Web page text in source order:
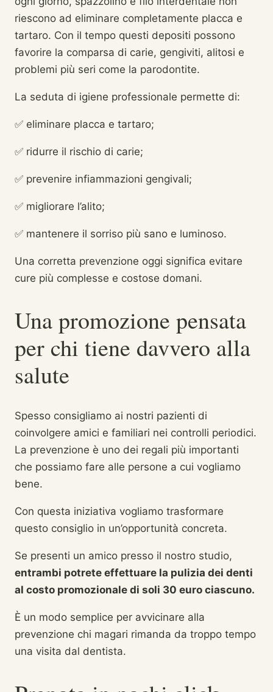
riescono ad eliminare completamente placca e
tartaro. Con il tempo questi depositi possono
favorire la comparsa di carie, gengiviti, alitosi e
problemi più seri come la parodontite.
La seduta di igiene professionale permette di:
✅ eliminare placca e tartaro;
✅ ridurre il rischio di carie;
✅ prevenire infiammazioni gengivali;
✅ migliorare l’alito;
✅ mantenere il sorriso più sano e luminoso.
Una corretta prevenzione oggi significa evitare
cure più complesse e costose domani.
Una promozione pensata
per chi tiene davvero alla
salute
Spesso consigliamo ai nostri pazienti di
coinvolgere amici e familiari nei controlli periodici.
La prevenzione è uno dei regali più importanti
che possiamo fare alle persone a cui vogliamo
bene.
Con questa iniziativa vogliamo trasformare
questo consiglio in un’opportunità concreta.
Se presenti un amico presso il nostro studio,
entrambi potrete effettuare la pulizia dei denti
al costo promozionale di soli 30 euro ciascuno.
È un modo semplice per avvicinare alla
prevenzione chi magari rimanda da troppo tempo
una visita dal dentista.